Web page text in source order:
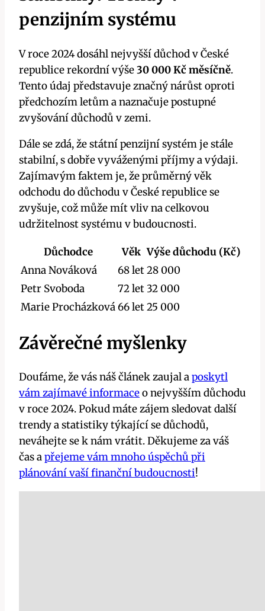
penzijním systému
V roce 2024 dosáhl nejvyšší důchod v České
republice rekordní výše30 000 Kč měsíčně.
Tento údaj představuje značný nárůst oproti
předchozím letům a naznačuje postupné
zvyšování důchodů v zemi.
Dále se zdá, že státní penzijní systém je stále
stabilní, s dobře vyváženými příjmy a výdaji.
Zajímavým faktem je, že průměrný věk
odchodu do důchodu v České republice se
zvyšuje, což může mít vliv na celkovou
udržitelnost systému v budoucnosti.
Důchodce Věk Výše důchodu (Kč)
Anna Nováková
68 let28 000
Petr Svoboda
72 let32 000
Marie Procházková 66 let25 000
Závěrečné myšlenky
Doufáme, že vás náš článek zaujal aposkytl
vám zajímavé informaceo nejvyšším důchodu
v roce 2024. Pokud máte zájem sledovat další
trendy a statistiky týkající se důchodů,
neváhejte se k nám vrátit. Děkujeme za váš
čas apřejeme vám mnoho úspěchů při
plánování vaší finanční budoucnosti!